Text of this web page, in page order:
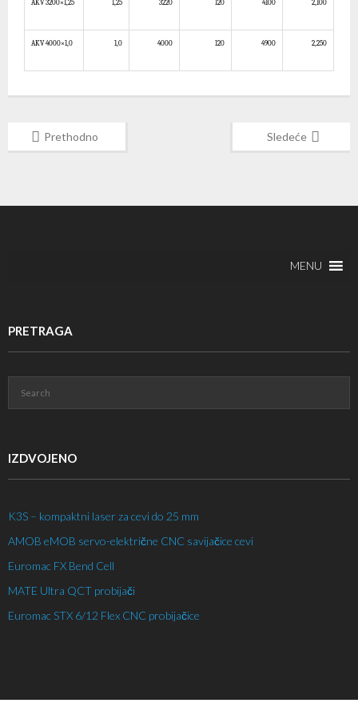
AKV 3200×1,25 1,25 3220 120 4100 2,100
AKV 4000×1,0 1,0 4000 120 4900 2,250
Prethodno Sledeće
MENU
PRETRAGA
IZDVOJENO
K3S – kompaktni laser za cevi do 25 mm
AMOB eMOB servo-električne CNC savijačice cevi
Euromac FX Bend Cell
MATE Ultra QCT probijači
Euromac STX 6/12 Flex CNC probijačice